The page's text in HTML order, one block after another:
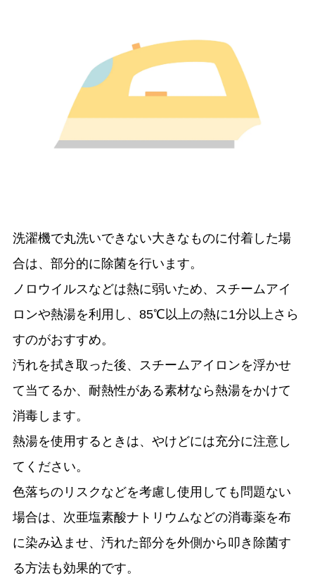
洗濯機で丸洗いできない大きなものに付着した場
合は、部分的に除菌を行います。
ノロウイルスなどは熱に弱いため、スチームアイ
ロンや熱湯を利用し、85℃以上の熱に1分以上さら
すのがおすすめ。
汚れを拭き取った後、スチームアイロンを浮かせ
て当てるか、耐熱性がある素材なら熱湯をかけて
消毒します。
熱湯を使用するときは、やけどには充分に注意し
てください。
色落ちのリスクなどを考慮し使用しても問題ない
場合は、次亜塩素酸ナトリウムなどの消毒薬を布
に染み込ませ、汚れた部分を外側から叩き除菌す
る方法も効果的です。